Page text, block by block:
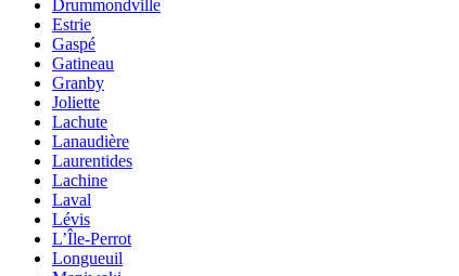
Drummondville
Estrie
Gaspé
Gatineau
Granby
Joliette
Lachute
Lanaudière
Laurentides
Lachine
Laval
Lévis
L’Île-Perrot
Longueuil